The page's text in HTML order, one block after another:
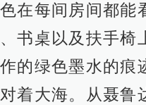
在每间房间都能
书桌以及扶手椅
的绿色墨水的痕
着大海。从聂鲁